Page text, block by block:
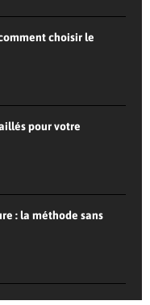
choisir le
pour votre
: la méthode sans